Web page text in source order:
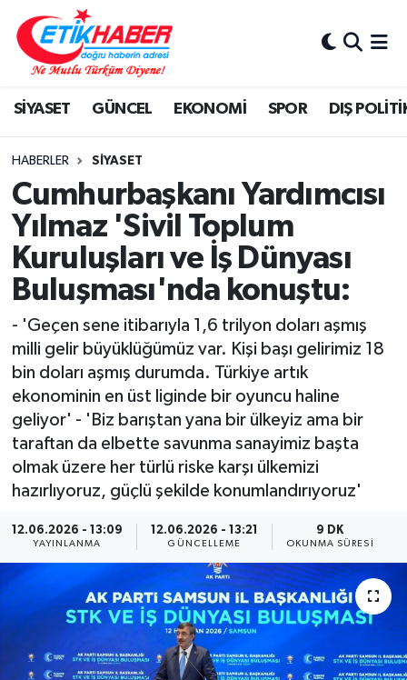
SİYASET GÜNCEL EKONOMİ SPOR DIŞ
HABERLER SİYASET
Cumhurbaşkanı Yardımcısı
Yılmaz 'Sivil Toplum
Kuruluşları ve İş Dünyası
Buluşması'nda konuştu:
- 'Geçen sene itibarıyla 1,6 trilyon doları aşmış
milli gelir büyüklüğümüz var. Kişi başı gelirimiz 18
bin doları aşmış durumda. Türkiye artık
ekonominin en üst liginde bir oyuncu haline
geliyor' - 'Biz barıştan yana bir ülkeyiz ama bir
taraftan da elbette savunma sanayimiz başta
olmak üzere her türlü riske karşı ülkemizi
hazırlıyoruz, güçlü şekilde konumlandırıyoruz'
12.06.2026 - 13:09
YAYINLANMA
12.06.2026 - 13:21
GÜNCELLEME
9 DK
OKUNMA SÜRESI
BİLİM-TEKNOLOJİ
DIŞ POLİTİKA
DÜNYA
EĞİTİM GENÇLİK
EKONOMİ
KÖŞE YAZILARI
KÜLTÜR-SANAT-MAGAZİN
MEDYA
ÖZEL HABER
RÖPORTAJLAR
SAĞLIK
SİYASET
GÜNCEL
SPOR
Nöbetçi Eczaneler
Hava Durumu
İstanbul Namaz Vakitleri
Trafik Durumu
Süper Lig Puan Durumu ve Fikstür
Tüm Manşetler
Son Dakika Haberleri
Haber Arşivi